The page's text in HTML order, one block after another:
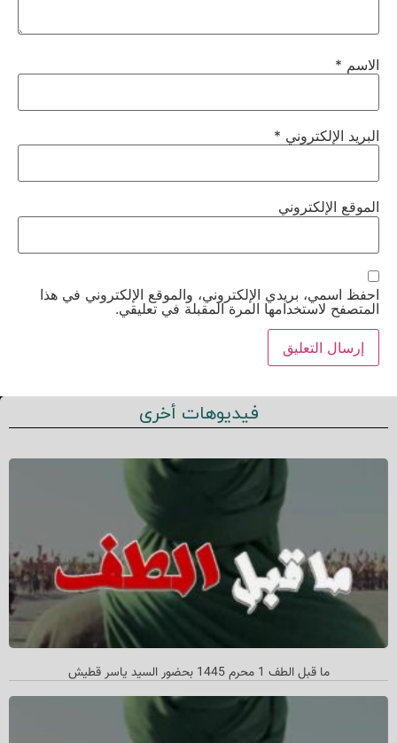
الاسم *
البريد الإلكتروني *
الموقع الإلكتروني
احفظ اسمي، بريدي الإلكتروني، والموقع الإلكتروني في هذا
المتصفح لاستخدامها المرة المقبلة في تعليقي.
فيديوهات أخرى
ما قبل الطف 1 محرم 1445 بحضور السید یاسر قطیش